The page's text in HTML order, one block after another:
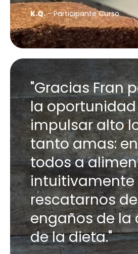
K.Q.- Participante Curso
"Gracias Fran
la
impulsar alto
tanto amas:
todos a
intuitivamente
rescatarnos
engaños de la
de la dieta."